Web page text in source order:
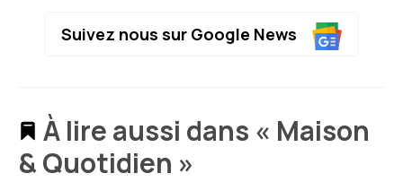
Suivez nous sur Google News
À lire aussi dans « Maison
& Quotidien »